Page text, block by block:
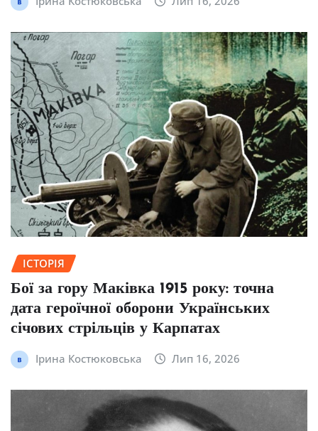
ІСТОРІЯ
Бої за гору Маківка 1915 року: точна
дата героїчної оборони Українських
січових стрільців у Карпатах
Ірина Костюковська Лип 16, 2026